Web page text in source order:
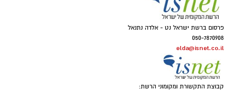
פרסום ברשת ישראל נט - אלדה נתנאל
050-7870908
elda@isnet.co.il
קבוצת התקשורת ומקומוני הרשת: